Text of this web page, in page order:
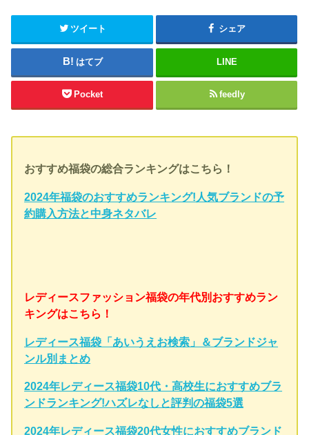
ツイート シェア
はてブ LINE
Pocket feedly
おすすめ福袋の総合ランキングはこちら！
2024年福袋のおすすめランキング!人気ブランドの予
約購入方法と中身ネタバレ
レディースファッション福袋の年代別おすすめラン
キングはこちら！
レディース福袋「あいうえお検索」＆ブランドジャ
ンル別まとめ
2024年レディース福袋10代・高校生におすすめブラ
ンドランキング!ハズレなしと評判の福袋5選
2024年レディース福袋20代女性におすすめブランド